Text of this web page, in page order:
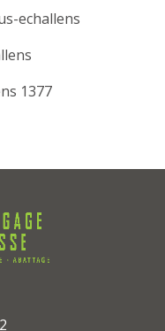
echallens
1377